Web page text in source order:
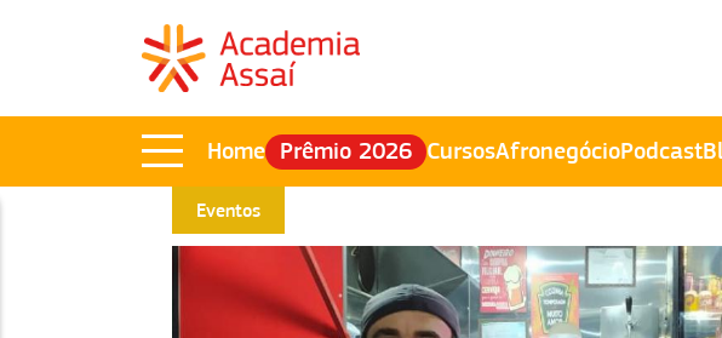
Home Prêmio 2026 CursosAfronegócioPodcast
Eventos